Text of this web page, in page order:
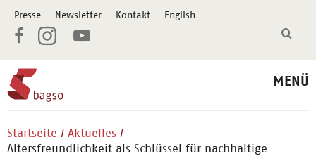
Presse Newsletter Kontakt English
MENÜ
Startseite
Aktuelles
Altersfreundlichkeit als Schlüssel für nachhaltige